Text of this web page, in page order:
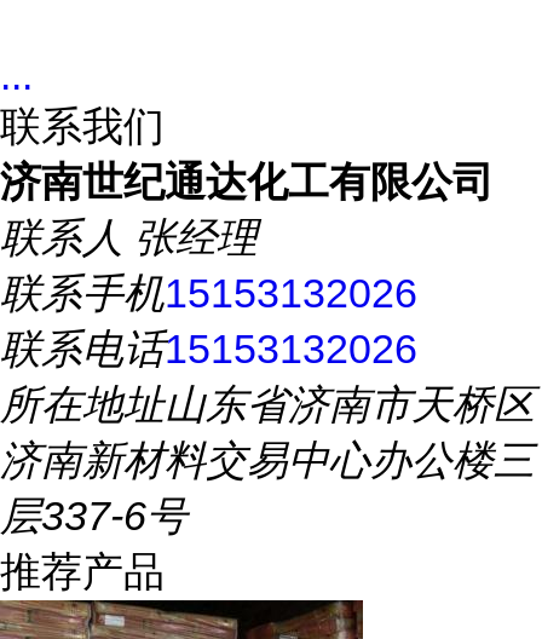
...
联系我们
济南世纪通达化工有限公司
联系人 张经理
联系手机15153132026
联系电话15153132026
所在地址山东省济南市天桥区
济南新材料交易中心办公楼三
层337-6号
推荐产品